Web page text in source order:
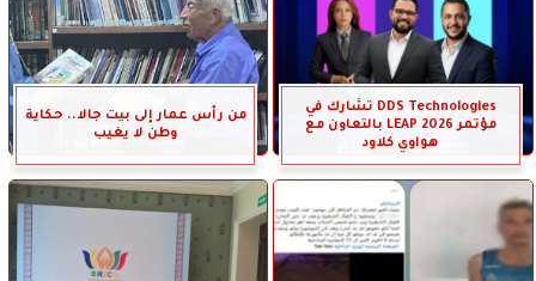
DDS Technologies تشارك في
مؤتمر LEAP 2026 بالتعاون مع
هواوي كلاود
من رأس عمار إلى بيت جالا.. حكاية
وطن لا يغيب